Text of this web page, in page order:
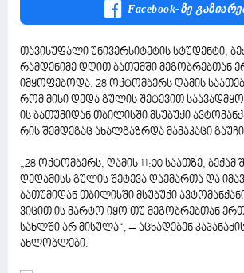
Facebook-Ზე
თავისუფალი უნივერსიტეტის სტუდენტი,
რამდენიმე დღით ბათუმში მეგობრებთან
იმყოფებოდა. 28 ოქტომბერს ღამის
რომ მისი დედა გულის შეტევით
ის ბათუმიდან თბილისში მსუბუქი
რის შემდეგაც ახალგაზრდა მამაკაცი
„28 ოქტომბერს, ღამის 11:00 საათზე,
დედამისს გულის შეტევა დაემართა და
ბათუმიდან თბილისში მსუბუქი
ვიცით ის მარტო იყო თუ მეგობრებთან
სახლში არ მისულა“, – აცხადებენ
ახლობლები.